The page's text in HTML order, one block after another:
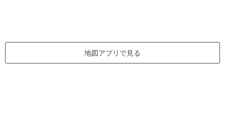
地図アプリで見る